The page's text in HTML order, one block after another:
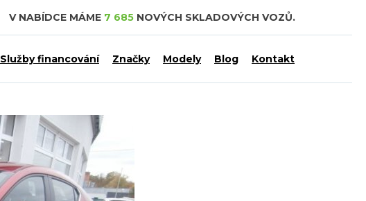
V NABÍDCE MÁME 7 685 NOVÝCH SKLADOVÝCH VOZŮ.
Služby financování Značky Modely Blog Kontakt